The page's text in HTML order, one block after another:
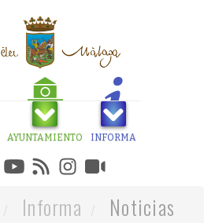
AYUNTAMIENTO INFORMA
Informa Noticias